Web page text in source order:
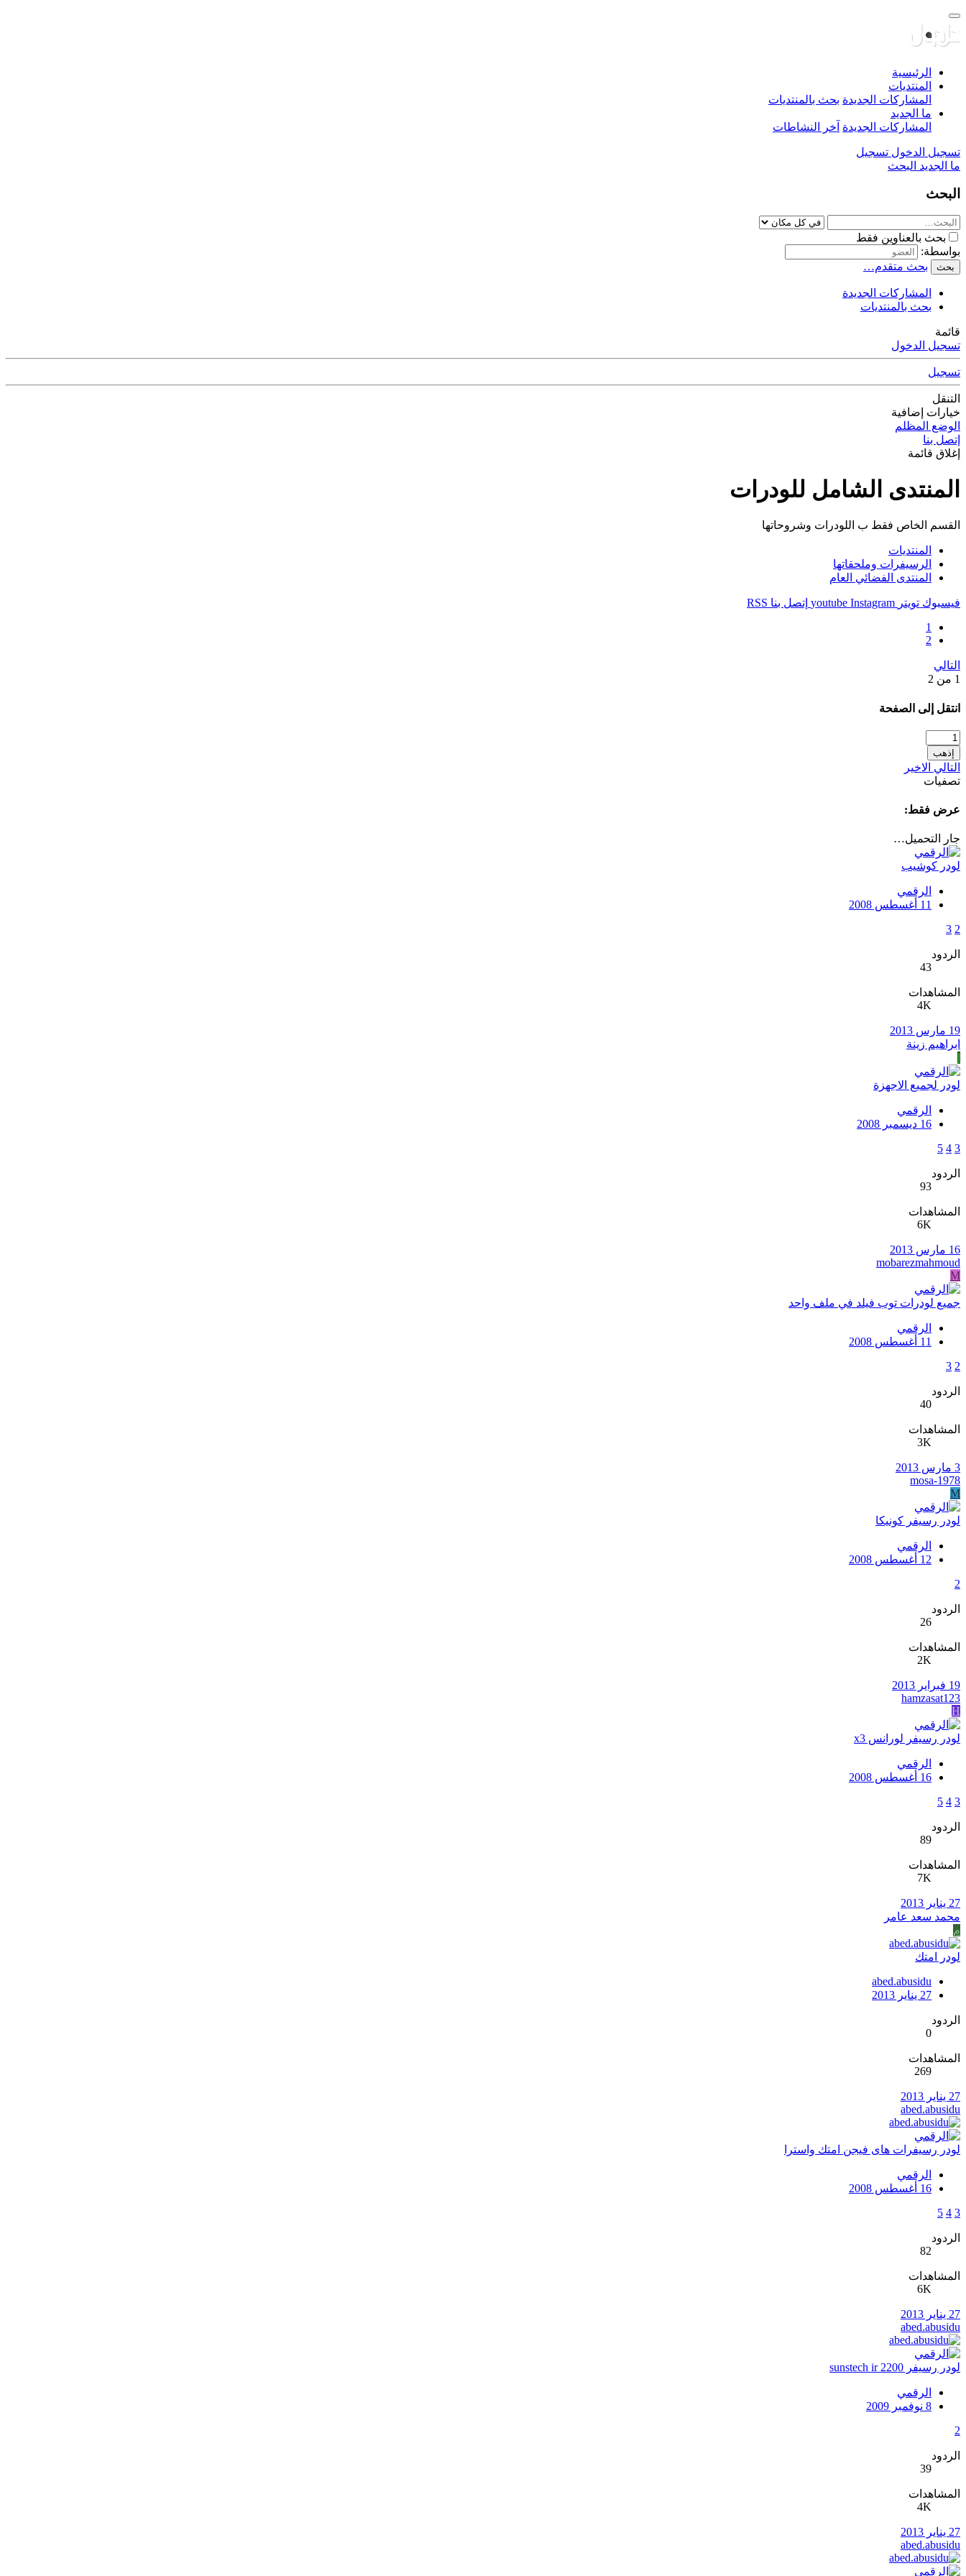
الرئيسية
المنتديات
المشاركات الجديدة بحث بالمنتديات
ما الجديد
المشاركات الجديدة آخر النشاطات
تسجيل الدخول تسجيل
ما الجديد البحث
البحث
بحث بالعناوين فقط
بواسطة:
بحث بحث متقدم…
المشاركات الجديدة
بحث بالمنتديات
قائمة
تسجيل الدخول
تسجيل
التنقل
خيارات إضافية
الوضع المظلم
إتصل بنا
إغلاق قائمة
المنتدى الشامل للودرات
القسم الخاص فقط ب اللودرات وشروحاتها
المنتديات
الرسيفرات وملحقاتها
المنتدى الفضائي العام
فيسبوك تويتر youtube Instagram إتصل بنا RSS
1
2
التالي
1 من 2
انتقل إلى الصفحة
إذهب
التالي الاخير
تصفيات
عرض فقط:
جار التحميل…
لودر كوشيب
الرقمي
11 أغسطس 2008
2
3
الردود
43
المشاهدات
4K
19 مارس 2013
ابراهيم زينة
لودر لجميع الاجهزة
الرقمي
16 ديسمبر 2008
3
4
5
الردود
93
المشاهدات
6K
16 مارس 2013
mobarezmahmoud
M
جميع لودرات توب فيلد في ملف واحد
الرقمي
11 أغسطس 2008
2
3
الردود
40
المشاهدات
3K
3 مارس 2013
mosa-1978
M
لودر رسيفر كونيكا
الرقمي
12 أغسطس 2008
2
الردود
26
المشاهدات
2K
19 فبراير 2013
hamzasat123
H
لودر رسيفر لورانس x3
الرقمي
16 أغسطس 2008
3
4
5
الردود
89
المشاهدات
7K
27 يناير 2013
محمد سعد عامر
م
لودر امتك
abed.abusidu
27 يناير 2013
الردود
0
المشاهدات
269
27 يناير 2013
abed.abusidu
لودر رسيفرات هاى فيجن امتك واسترا
الرقمي
16 أغسطس 2008
3
4
5
الردود
82
المشاهدات
6K
27 يناير 2013
abed.abusidu
لودر رسيفر sunstech ir 2200
الرقمي
8 نوفمبر 2009
2
الردود
39
المشاهدات
4K
27 يناير 2013
abed.abusidu